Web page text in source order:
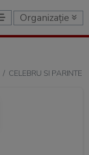
Organizație
CELEBRU SI PARINTE